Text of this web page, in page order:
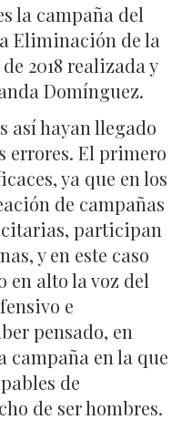
la campaña del
Eliminación de la
2018 realizada y
Domínguez.
así hayan llegado
errores. El primero
ya que en los
de campañas
participan
y en este caso
en alto la voz del
e
pensado, en
campaña en la que
de
de ser hombres.